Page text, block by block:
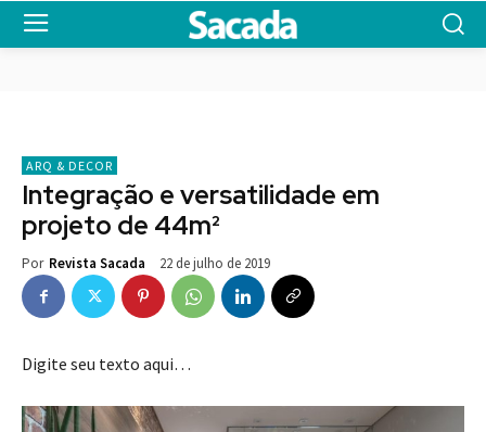
ARQ & DECOR
Integração e versatilidade em
projeto de 44m²
Por Revista Sacada 22 de julho de 2019
Digite seu texto aqui…